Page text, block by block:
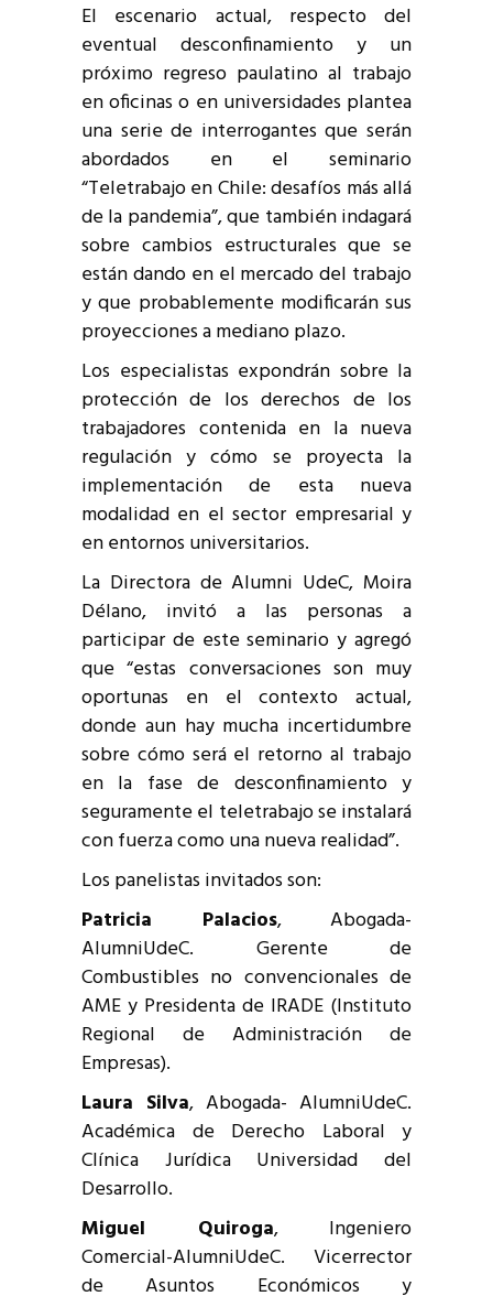
El escenario actual, respecto del
eventual desconfinamiento y un
próximo regreso paulatino al trabajo
en oficinas o en universidades plantea
una serie de interrogantes que serán
abordados en el seminario
“Teletrabajo en Chile: desafíos más allá
de la pandemia”, que también indagará
sobre cambios estructurales que se
están dando en el mercado del trabajo
y que probablemente modificarán sus
proyecciones a mediano plazo.
Los especialistas expondrán sobre la
protección de los derechos de los
trabajadores contenida en la nueva
regulación y cómo se proyecta la
implementación de esta nueva
modalidad en el sector empresarial y
en entornos universitarios.
La Directora de Alumni UdeC, Moira
Délano, invitó a las personas a
participar de este seminario y agregó
que “estas conversaciones son muy
oportunas en el contexto actual,
donde aun hay mucha incertidumbre
sobre cómo será el retorno al trabajo
en la fase de desconfinamiento y
seguramente el teletrabajo se instalará
con fuerza como una nueva realidad”.
Los panelistas invitados son:
Patricia Palacios, Abogada-
AlumniUdeC. Gerente de
Combustibles no convencionales de
AME y Presidenta de IRADE (Instituto
Regional de Administración de
Empresas).
Laura Silva, Abogada- AlumniUdeC.
Académica de Derecho Laboral y
Clínica Jurídica Universidad del
Desarrollo.
Miguel Quiroga, Ingeniero
Comercial-AlumniUdeC. Vicerrector
de Asuntos Económicos y